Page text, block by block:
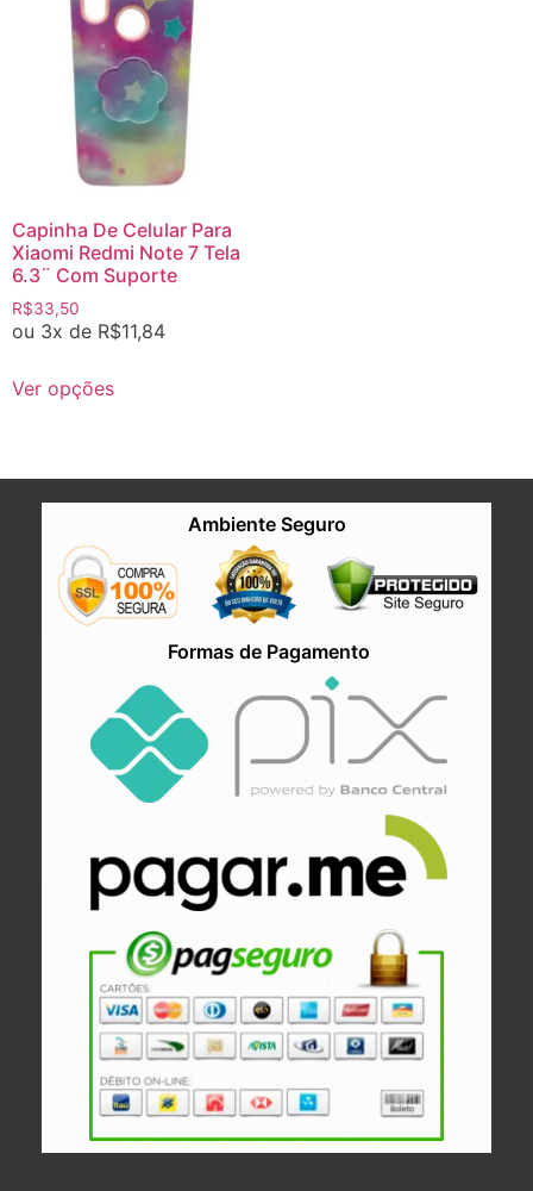
Capinha De Celular Para
Xiaomi Redmi Note 7 Tela
6.3¨ Com Suporte
R$33,50
ou 3x de R$11,84
Ver opções
Ambiente Seguro
Formas de Pagamento